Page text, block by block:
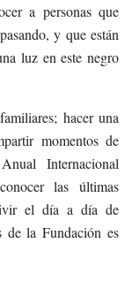
a personas que
y que están
luz en este negro
hacer una
momentos de
Internacional
las últimas
el día a día de
de la Fundación es